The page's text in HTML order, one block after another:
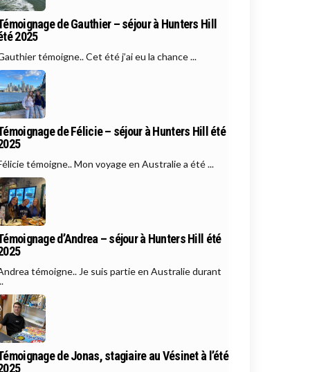
de Gauthier – séjour à Hunters Hill
2025
témoigne.. Cet été j’ai eu la chance ...
de Félicie – séjour à Hunters Hill été
témoigne.. Mon voyage en Australie a été ...
d’Andrea – séjour à Hunters Hill été
témoigne.. Je suis partie en Australie durant
de Jonas, stagiaire au Vésinet à l’été